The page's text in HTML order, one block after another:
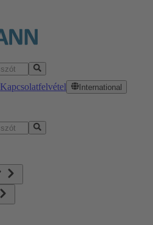
Kapcsolatfelvétel
International